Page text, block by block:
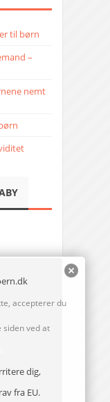
til børn
–
nemt
accepterer du
siden ved at
dig,
fra EU.